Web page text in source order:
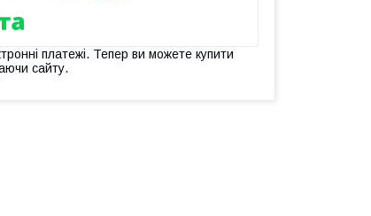
платежі. Тепер ви можете купити
сайту.